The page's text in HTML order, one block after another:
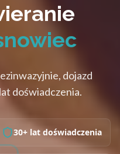
dojazd
doświadczenia.
30+ lat doświadczenia